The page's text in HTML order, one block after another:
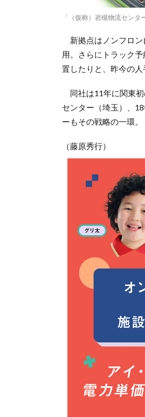
「（仮称）岩槻物流セン
新拠点はノンフロン
用。さらにトラック
置したりと、昨今の人
同社は11年に関東初
センター（埼玉）、
ーもその戦略の一環。
（藤原秀行）